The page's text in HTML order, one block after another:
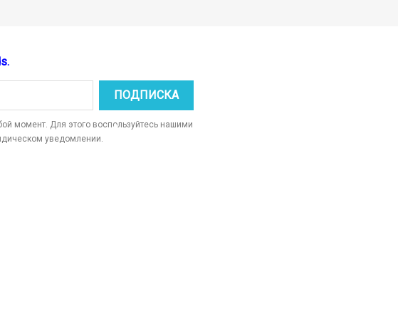
момент. Для этого воспользуйтесь нашими
уведомлении.